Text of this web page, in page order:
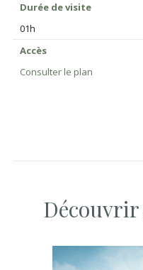
Durée de visite
01h
Accès
Consulter le plan